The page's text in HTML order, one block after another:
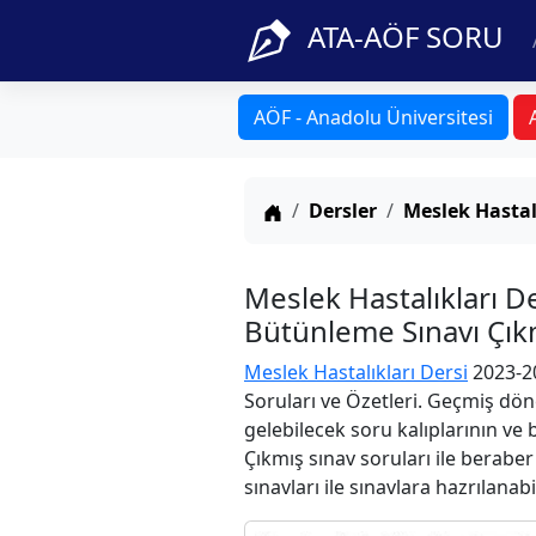
ATA-AÖF SORU
AÖF - Anadolu Üniversitesi
Anasayfa
Dersler Meslek
Meslek Hastalıkları
Bütünleme Sınavı
Meslek Hastalıkları Dersi 2023-
Soruları ve Özetleri. Geçmiş
gelebilecek soru kalıplarının
Çıkmış sınav soruları ile
sınavları ile sınavlara